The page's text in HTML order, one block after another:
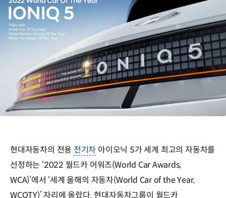
현대자동차의 전용 전기차 아이오닉 5가 세계 최고의 자동차를
선정하는 ‘2022 월드카 어워즈(World Car Awards,
WCA)’에서 ‘세계 올해의 자동차(World Car of the Year,
WCOTY)’ 자리에 올랐다. 현대자동차그룹이 월드카